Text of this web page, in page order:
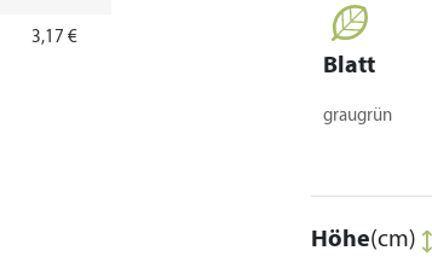
3,17 €
Blatt
graugrün
Höhe(cm)